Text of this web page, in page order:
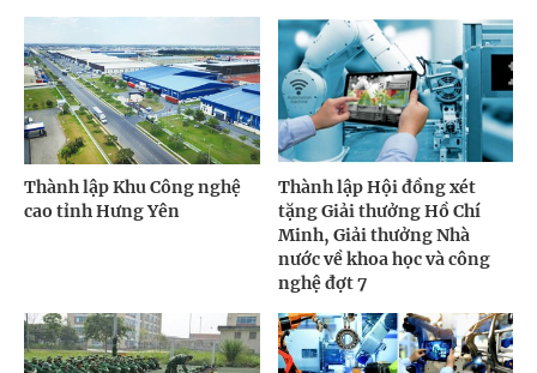
Thành lập Khu Công nghệ
cao tỉnh Hưng Yên
Thành lập Hội đồng xét
tặng Giải thưởng Hồ Chí
Minh, Giải thưởng Nhà
nước về khoa học và công
nghệ đợt 7